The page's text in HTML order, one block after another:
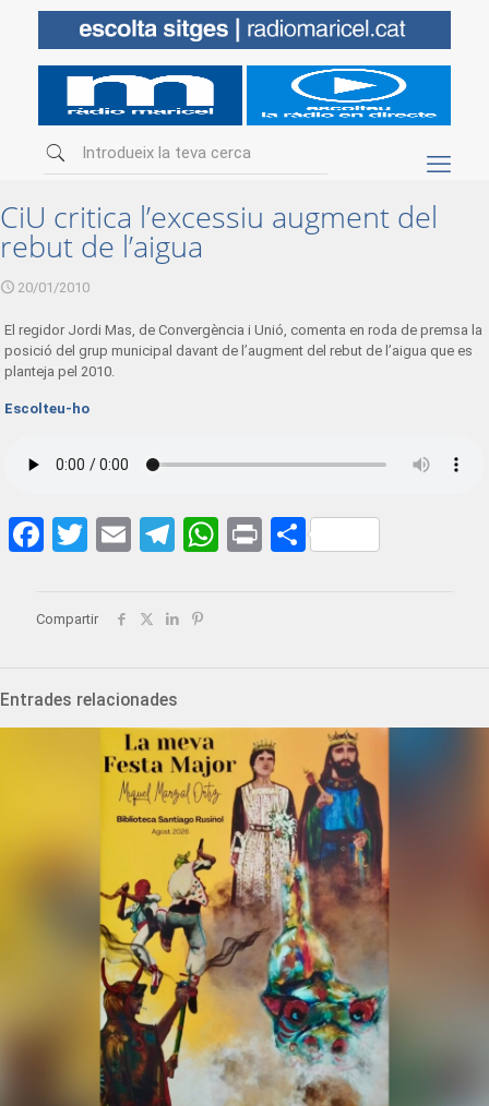
CiU critica l’excessiu augment del
rebut de l’aigua
20/01/2010
El regidor Jordi Mas, de Convergència i Unió, comenta en roda de premsa la
posició del grup municipal davant de l’augment del rebut de l’aigua que es
planteja pel 2010.
Escolteu-ho
Facebook
Twitter
EmailTelegram
WhatsApp
PrintShare
Compartir
Entrades relacionades